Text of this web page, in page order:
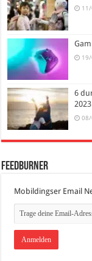
6
2023
FeedBurner
Mobildingser Email